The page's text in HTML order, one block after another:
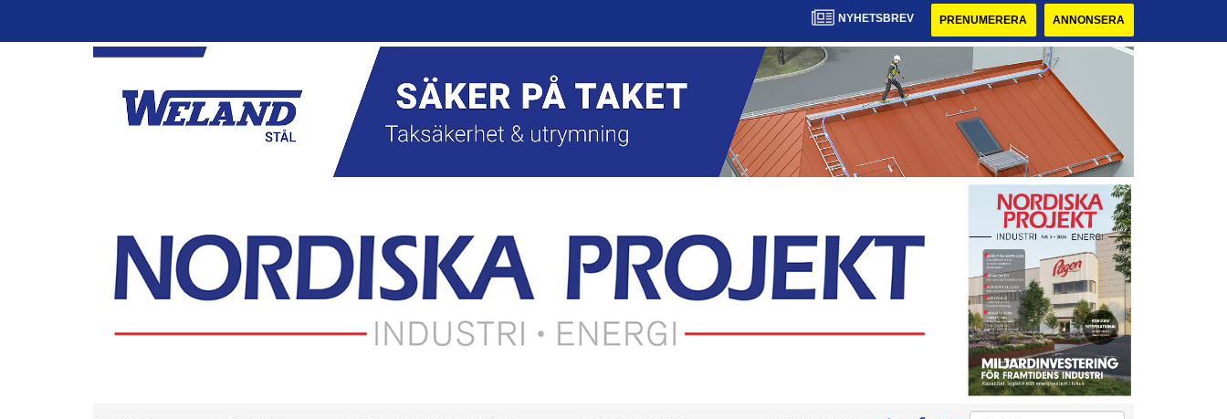
NYHETSBREV PRENUMERERA ANNONSERA